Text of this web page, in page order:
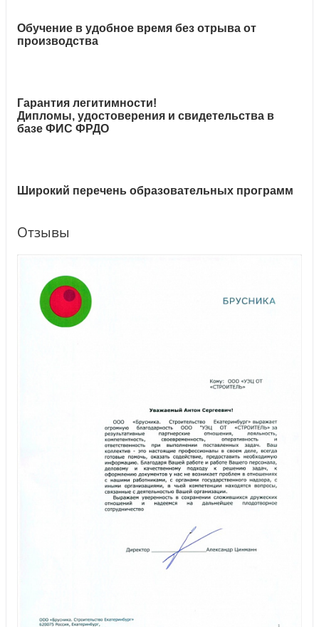
Обучение в удобное время без отрыва от
производства
Гарантия легитимности!
Дипломы, удостоверения и свидетельства в
базе ФИС ФРДО
Широкий перечень образовательных программ
Отзывы